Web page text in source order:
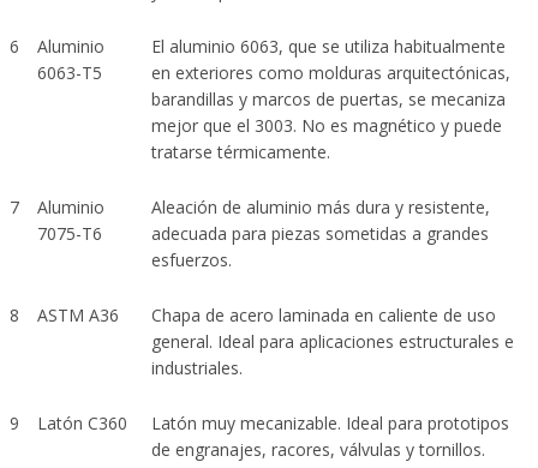
6
Aluminio
6063-T5
El aluminio 6063, que se utiliza habitualmente
en exteriores como molduras arquitectónicas,
barandillas y marcos de puertas, se mecaniza
mejor que el 3003. No es magnético y puede
tratarse térmicamente.
7
Aluminio
7075-T6
Aleación de aluminio más dura y resistente,
adecuada para piezas sometidas a grandes
esfuerzos.
8 ASTM A36
Chapa de acero laminada en caliente de uso
general. Ideal para aplicaciones estructurales e
industriales.
9 Latón C360
Latón muy mecanizable. Ideal para prototipos
de engranajes, racores, válvulas y tornillos.